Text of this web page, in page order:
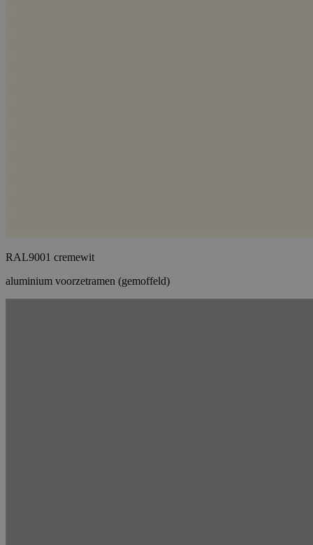
RAL9001 cremewit
aluminium voorzetramen (gemoffeld)